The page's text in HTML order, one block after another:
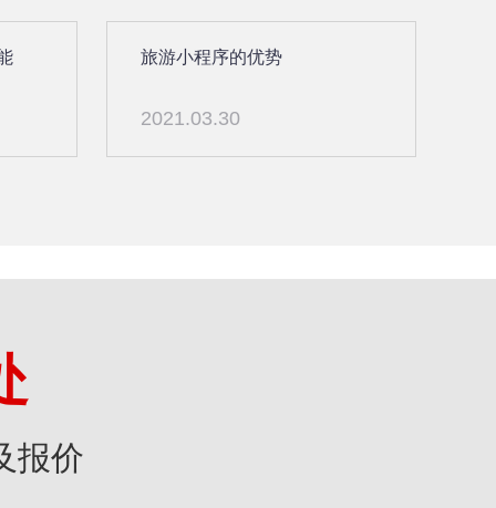
旅游小程序的优势
2021.03.30
报价